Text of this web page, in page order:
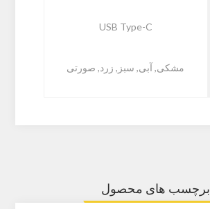
USB Type-C
مشکی, آبی, سبز, زرد, صورتی
برچسب های محصول